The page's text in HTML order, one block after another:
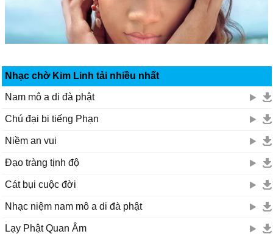
Nhạc chờ Kim Linh tải nhiều nhất
Nam mô a di đà phật
Chú đại bi tiếng Phạn
Niềm an vui
Đạo tràng tịnh độ
Cát bụi cuộc đời
Nhạc niệm nam mô a di đà phật
Lạy Phật Quan Âm